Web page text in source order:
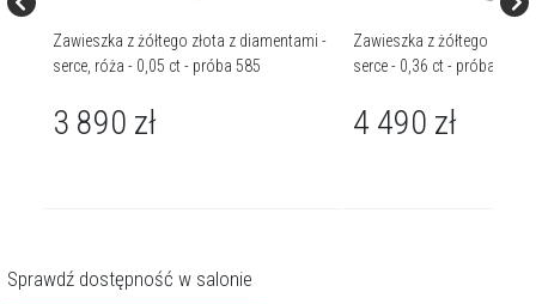
Zawieszka z żółtego złota z diamentami -
serce, róża - 0,05 ct - próba 585
3 890 zł
Zawieszka z żółtego złota
serce - 0,36 ct - próba 585
4 490 zł
Sprawdź dostępność w salonie